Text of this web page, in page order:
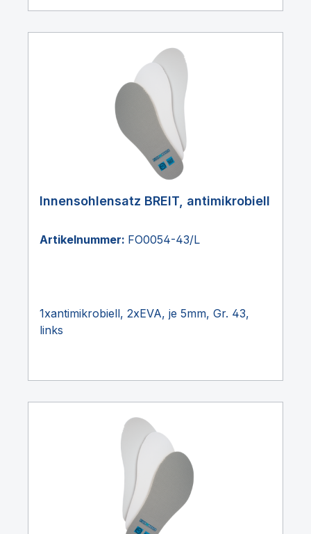
Innensohlensatz BREIT, antimikrobiell
Artikelnummer: FO0054-43/L
1xantimikrobiell, 2xEVA, je 5mm, Gr. 43,
links